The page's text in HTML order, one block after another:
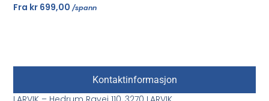
Fra kr 699,00 /spann
Kontaktinformasjon